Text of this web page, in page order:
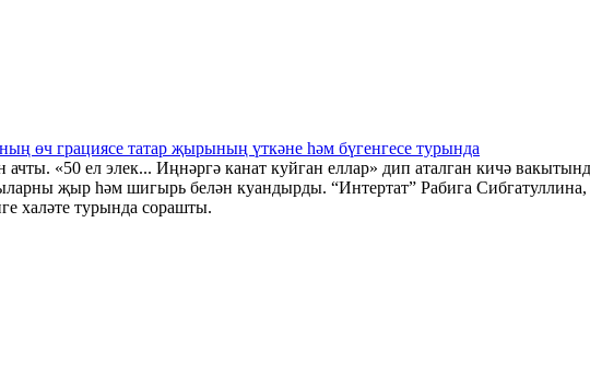
өч грациясе татар җырының үткәне һәм бүгенгесе турында
«50 ел элек... Иңнәргә канат куйган еллар» дип аталган кичә
җыр һәм шигырь белән куандырды. “Интертат” Рабига
халәте турында сорашты.